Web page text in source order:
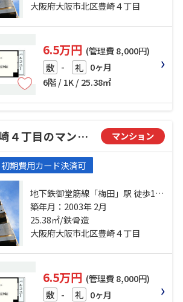
11分
大阪府大阪市北区豊崎４丁目
6.5万円 (管理費 8,000円)
敷 - 礼 0ヶ月
6階 / 1K / 25.38㎡
大阪市北区豊崎４丁目のマンション マンション
初期費用カード決済可
地下鉄御堂筋線「梅田」駅 徒歩15
分 地下鉄御堂筋線「中津」駅 徒歩7
分 地下鉄谷町線「中崎町」駅 徒歩
11分
築年月：2003年 2月
25.38㎡/鉄骨造
大阪府大阪市北区豊崎４丁目
6.5万円 (管理費 8,000円)
敷 - 礼 0ヶ月